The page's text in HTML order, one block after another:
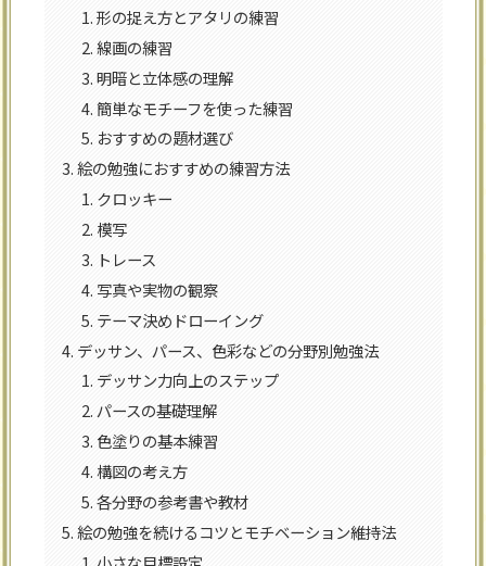
形の捉え方とアタリの練習
線画の練習
明暗と立体感の理解
簡単なモチーフを使った練習
おすすめの題材選び
絵の勉強におすすめの練習方法
クロッキー
模写
トレース
写真や実物の観察
テーマ決めドローイング
デッサン、パース、色彩などの分野別勉強法
デッサン力向上のステップ
パースの基礎理解
色塗りの基本練習
構図の考え方
各分野の参考書や教材
絵の勉強を続けるコツとモチベーション維持法